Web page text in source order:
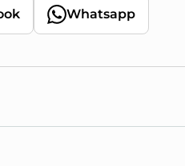
Whatsapp